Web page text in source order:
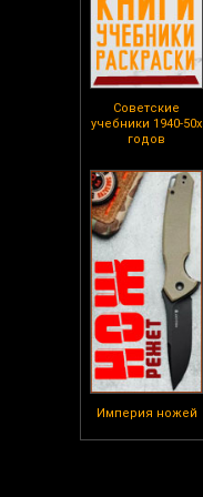
Советские
учебники 1940-50х
годов
Империя ножей